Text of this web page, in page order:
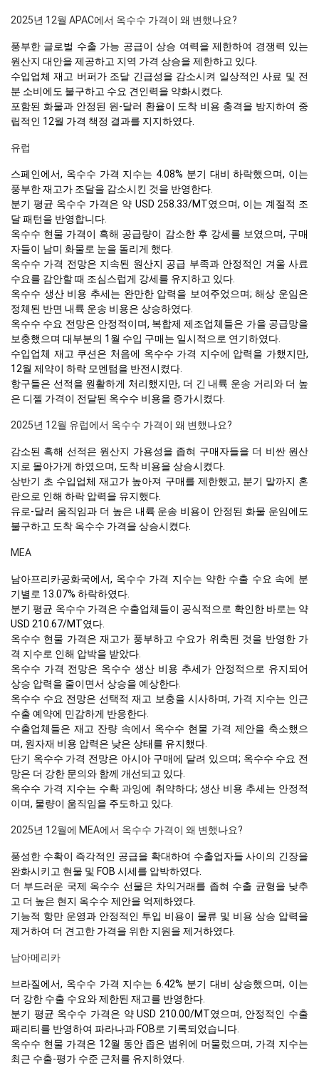
2025년 12월 APAC에서 옥수수 가격이 왜 변했나요?
풍부한 글로벌 수출 가능 공급이 상승 여력을 제한하여 경쟁력 있는
원산지 대안을 제공하고 지역 가격 상승을 제한하고 있다.
수입업체 재고 버퍼가 조달 긴급성을 감소시켜 일상적인 사료 및 전
분 소비에도 불구하고 수요 견인력을 약화시켰다.
포함된 화물과 안정된 원-달러 환율이 도착 비용 충격을 방지하여 중
립적인 12월 가격 책정 결과를 지지하였다.
유럽
스페인에서, 옥수수 가격 지수는 4.08% 분기 대비 하락했으며, 이는
풍부한 재고가 조달을 감소시킨 것을 반영한다.
분기 평균 옥수수 가격은 약 USD 258.33/MT였으며, 이는 계절적 조
달 패턴을 반영합니다.
옥수수 현물 가격이 흑해 공급량이 감소한 후 강세를 보였으며, 구매
자들이 남미 화물로 눈을 돌리게 했다.
옥수수 가격 전망은 지속된 원산지 공급 부족과 안정적인 겨울 사료
수요를 감안할 때 조심스럽게 강세를 유지하고 있다.
옥수수 생산 비용 추세는 완만한 압력을 보여주었으며; 해상 운임은
정체된 반면 내륙 운송 비용은 상승하였다.
옥수수 수요 전망은 안정적이며, 복합제 제조업체들은 가을 공급망을
보충했으며 대부분의 1월 수입 구매는 일시적으로 연기하였다.
수입업체 재고 쿠션은 처음에 옥수수 가격 지수에 압력을 가했지만,
12월 제약이 하락 모멘텀을 반전시켰다.
항구들은 선적을 원활하게 처리했지만, 더 긴 내륙 운송 거리와 더 높
은 디젤 가격이 전달된 옥수수 비용을 증가시켰다.
2025년 12월 유럽에서 옥수수 가격이 왜 변했나요?
감소된 흑해 선적은 원산지 가용성을 좁혀 구매자들을 더 비싼 원산
지로 몰아가게 하였으며, 도착 비용을 상승시켰다.
상반기 초 수입업체 재고가 높아져 구매를 제한했고, 분기 말까지 혼
란으로 인해 하락 압력을 유지했다.
유로-달러 움직임과 더 높은 내륙 운송 비용이 안정된 화물 운임에도
불구하고 도착 옥수수 가격을 상승시켰다.
MEA
남아프리카공화국에서, 옥수수 가격 지수는 약한 수출 수요 속에 분
기별로 13.07% 하락하였다.
분기 평균 옥수수 가격은 수출업체들이 공식적으로 확인한 바로는 약
USD 210.67/MT였다.
옥수수 현물 가격은 재고가 풍부하고 수요가 위축된 것을 반영한 가
격 지수로 인해 압박을 받았다.
옥수수 가격 전망은 옥수수 생산 비용 추세가 안정적으로 유지되어
상승 압력을 줄이면서 상승을 예상한다.
옥수수 수요 전망은 선택적 재고 보충을 시사하며, 가격 지수는 인근
수출 예약에 민감하게 반응한다.
수출업체들은 재고 잔량 속에서 옥수수 현물 가격 제안을 축소했으
며, 원자재 비용 압력은 낮은 상태를 유지했다.
단기 옥수수 가격 전망은 아시아 구매에 달려 있으며; 옥수수 수요 전
망은 더 강한 문의와 함께 개선되고 있다.
옥수수 가격 지수는 수확 과잉에 취약하다; 생산 비용 추세는 안정적
이며, 물량이 움직임을 주도하고 있다.
2025년 12월에 MEA에서 옥수수 가격이 왜 변했나요?
풍성한 수확이 즉각적인 공급을 확대하여 수출업자들 사이의 긴장을
완화시키고 현물 및 FOB 시세를 압박하였다.
더 부드러운 국제 옥수수 선물은 차익거래를 좁혀 수출 균형을 낮추
고 더 높은 현지 옥수수 제안을 억제하였다.
기능적 항만 운영과 안정적인 투입 비용이 물류 및 비용 상승 압력을
제거하여 더 견고한 가격을 위한 지원을 제거하였다.
남아메리카
브라질에서, 옥수수 가격 지수는 6.42% 분기 대비 상승했으며, 이는
더 강한 수출 수요와 제한된 재고를 반영한다.
분기 평균 옥수수 가격은 약 USD 210.00/MT였으며, 안정적인 수출
패리티를 반영하여 파라나과 FOB로 기록되었습니다.
옥수수 현물 가격은 12월 동안 좁은 범위에 머물렀으며, 가격 지수는
최근 수출-평가 수준 근처를 유지하였다.